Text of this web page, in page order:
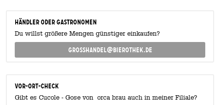
Händler oder Gastronomen
Du willst größere Mengen günstiger einkaufen?
grosshandel@bierothek.de
Vor-Ort-Check
Gibt es Cucole - Gose von orca brau auch in meiner Filiale?